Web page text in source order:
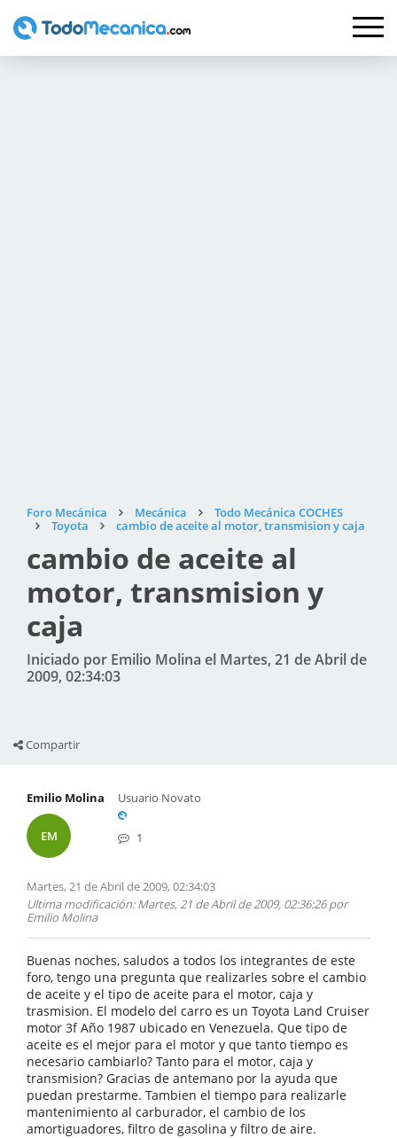
Foro Mecánica Mecánica
Todo Mecánica COCHES
Toyota
cambio de aceite al motor, transmision y caja
cambio de aceite al
motor, transmision y
caja
Iniciado por Emilio Molina el Martes, 21 de Abril de
2009, 02:34:03
Compartir
Emilio Molina
EM
Usuario Novato
1
Martes, 21 de Abril de 2009, 02:34:03
Ultima modificación: Martes, 21 de Abril de 2009, 02:36:26 por
Emilio Molina
Buenas noches, saludos a todos los integrantes de este
foro, tengo una pregunta que realizarles sobre el cambio
de aceite y el tipo de aceite para el motor, caja y
trasmision. El modelo del carro es un Toyota Land Cruiser
motor 3f Año 1987 ubicado en Venezuela. Que tipo de
aceite es el mejor para el motor y que tanto tiempo es
necesario cambiarlo? Tanto para el motor, caja y
transmision? Gracias de antemano por la ayuda que
puedan prestarme. Tambien el tiempo para realizarle
mantenimiento al carburador, el cambio de los
amortiguadores, filtro de gasolina y filtro de aire.